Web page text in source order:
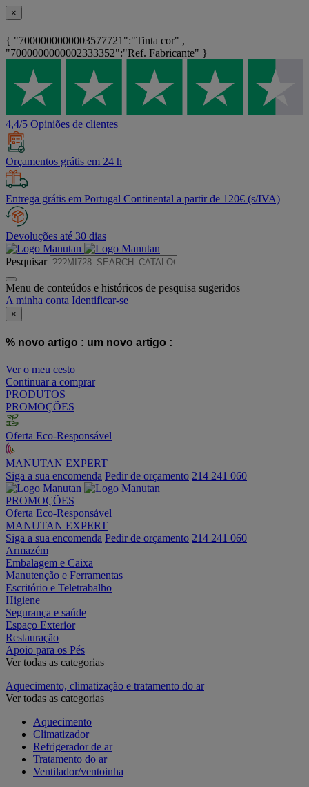
×
{ "7000000000003577721":"Tinta cor" ,
"7000000000002333352":"Ref. Fabricante" }
4,4/5 Opiniões de clientes
Orçamentos grátis em 24 h
Entrega grátis em Portugal Continental a partir de 120€ (s/IVA)
Devoluções até 30 dias
Pesquisar
Menu de conteúdos e históricos de pesquisa sugeridos
A minha conta Identificar-se
×
% novo artigo : um novo artigo :
Ver o meu cesto
Continuar a comprar
PRODUTOS
PROMOÇÕES
Oferta Eco-Responsável
MANUTAN EXPERT
Siga a sua encomenda Pedir de orçamento 214 241 060
PROMOÇÕES
Oferta Eco-Responsável
MANUTAN EXPERT
Siga a sua encomenda Pedir de orçamento 214 241 060
Armazém
Embalagem e Caixa
Manutenção e Ferramentas
Escritório e Teletrabalho
Higiene
Segurança e saúde
Espaço Exterior
Restauração
Apoio para os Pés
Ver todas as categorias
Aquecimento, climatização e tratamento do ar
Ver todas as categorias
Aquecimento
Climatizador
Refrigerador de ar
Tratamento do ar
Ventilador/ventoinha